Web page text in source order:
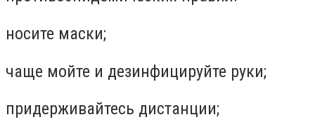
носите маски;
чаще мойте и дезинфицируйте руки;
придерживайтесь дистанции;